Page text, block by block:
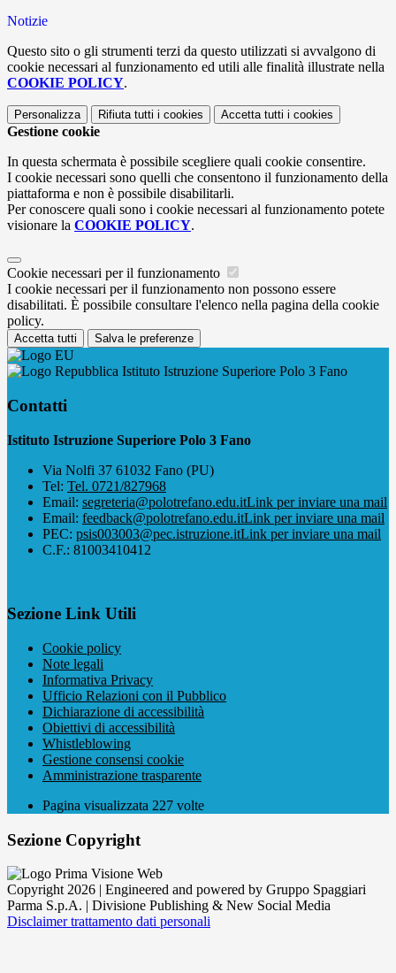
Notizie
Questo sito o gli strumenti terzi da questo utilizzati si avvalgono di
cookie necessari al funzionamento ed utili alle finalità illustrate nella
COOKIE POLICY.
Personalizza Rifiuta tutti i cookies Accetta tutti i cookies
Gestione cookie
In questa schermata è possibile scegliere quali cookie consentire.
I cookie necessari sono quelli che consentono il funzionamento della
piattaforma e non è possibile disabilitarli.
Per conoscere quali sono i cookie necessari al funzionamento potete
visionare la COOKIE POLICY.
Cookie necessari per il funzionamento
I cookie necessari per il funzionamento non possono essere
disabilitati. È possibile consultare l'elenco nella pagina della cookie
policy.
Accetta tutti Salva le preferenze
Istituto Istruzione Superiore Polo 3 Fano
Contatti
Istituto Istruzione Superiore Polo 3 Fano
Via Nolfi 37 61032 Fano (PU)
Tel: Tel. 0721/827968
Email: segreteria@polotrefano.e​du.itLink per inviare una mail
Email: feedback@polotrefano.edu.itLink per inviare una mail
PEC: psis003003@pec.istruzione.itLink per inviare una mail
C.F.: 81003410412
Sezione Link Utili
Cookie policy
Note legali
Informativa Privacy
Ufficio Relazioni con il Pubblico
Dichiarazione di accessibilità
Obiettivi di accessibilità
Whistleblowing
Gestione consensi cookie
Amministrazione trasparente
Pagina visualizzata 227 volte
Sezione Copyright
Copyright 2026 | Engineered and powered by Gruppo Spaggiari
Parma S.p.A. | Divisione Publishing & New Social Media
Disclaimer trattamento dati personali